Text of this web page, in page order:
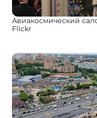
Авиакосмический
Flickr